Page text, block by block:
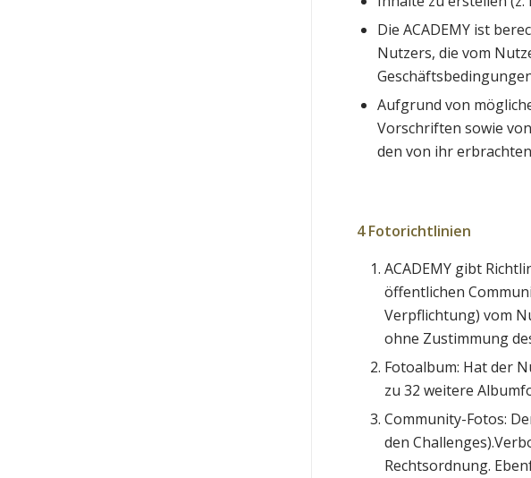
Die ACADEMY ist
Nutzers, die vom
Aufgrund von
Vorschriften sowie
den von ihr
4 Fotorichtlinien
ACADEMY gibt
öffentlichen
Verpflichtung) vom
ohne Zustimmung
Fotoalbum: Hat der
zu 32 weitere
Community-Fotos:
den
Rechtsordnung.